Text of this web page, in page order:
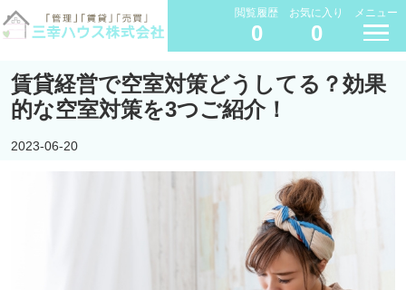
閲覧履歴
0
お気に入り
0
メニュー
賃貸経営で空室対策どうしてる？効果
的な空室対策を3つご紹介！
2023-06-20